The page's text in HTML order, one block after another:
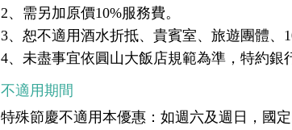
2、需另加原價10%服務費。
3、恕不適用酒水折抵、貴賓室、旅遊團體、
4、未盡事宜依圓山大飯店規範為準，特約銀
不適用期間
特殊節慶不適用本優惠：如週六及週日，國